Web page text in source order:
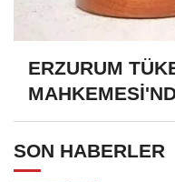
ERZURUM
SON HABERLER